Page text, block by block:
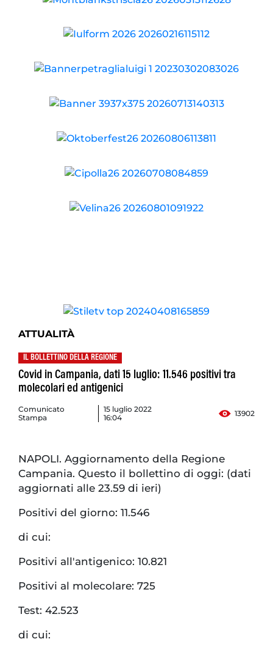
ATTUALITÀ
IL BOLLETTINO DELLA REGIONE
Covid in Campania, dati 15 luglio: 11.546 positivi tra
molecolari ed antigenici
Comunicato
Stampa
15 luglio 2022
16:04
13902
NAPOLI. Aggiornamento della Regione
Campania. Questo il bollettino di oggi: (dati
aggiornati alle 23.59 di ieri)
Positivi del giorno: 11.546
di cui:
Positivi all'antigenico: 10.821
Positivi al molecolare: 725
Test: 42.523
di cui: